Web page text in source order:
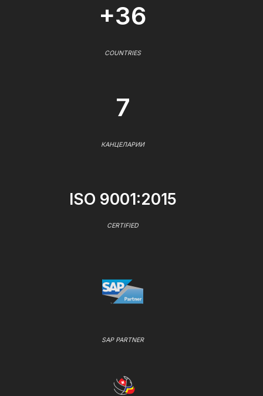
+36
COUNTRIES
7
КАНЦЕЛАРИИ
ISO 9001:2015
CERTIFIED
SAP PARTNER